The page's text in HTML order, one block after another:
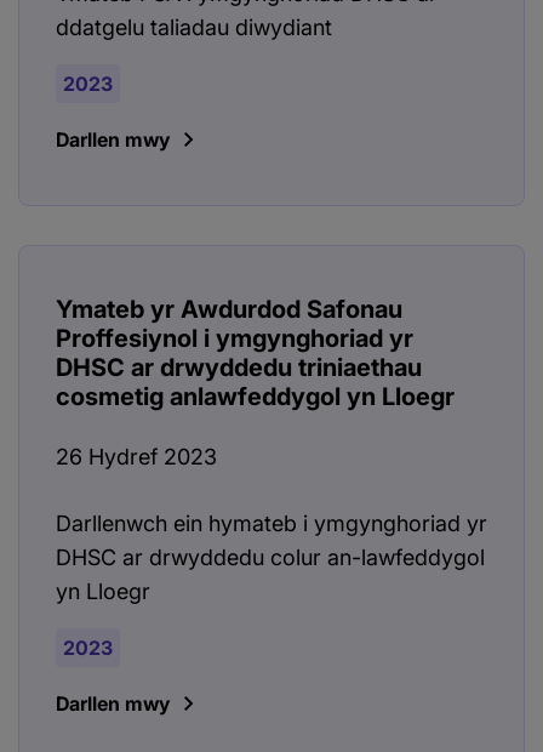
ddatgelu taliadau diwydiant
2023
Darllen mwy
Ymateb yr Awdurdod Safonau
Proffesiynol i ymgynghoriad yr
DHSC ar drwyddedu triniaethau
cosmetig anlawfeddygol yn Lloegr
26 Hydref 2023
Darllenwch ein hymateb i ymgynghoriad yr
DHSC ar drwyddedu colur an-lawfeddygol
yn Lloegr
2023
Darllen mwy